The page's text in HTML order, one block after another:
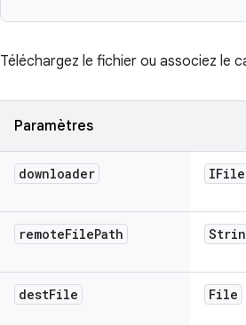
Téléchargez le fichier ou associez le
Paramètres
downloader IFile
remoteFilePath
destFile File